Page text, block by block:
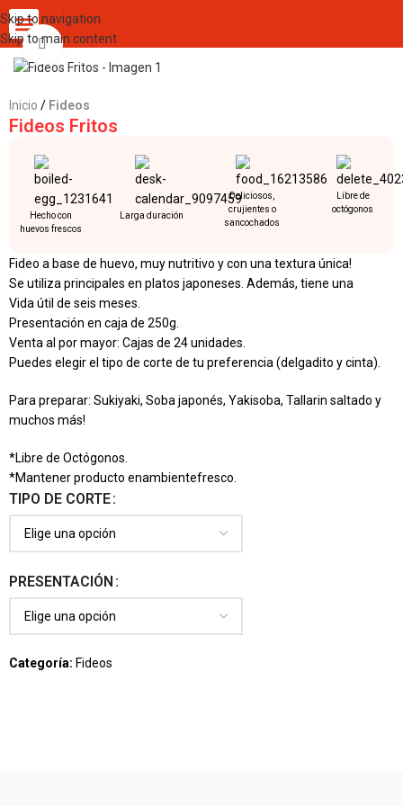
Skip to navigation
Skip to main content
Click to enlarge
Inicio Fideos
Fideos Fritos
Hecho con
huevos frescos
Larga duración
Deliciosos,
crujientes o
sancochados
Libre de
octógonos
Fideo a base de huevo, muy nutritivo y con una textura única!
Se utiliza principales en platos japoneses. Además, tiene una
Vida útil de seis meses.
Presentación en caja de 250g.
Venta al por mayor: Cajas de 24 unidades.
Puedes elegir el tipo de corte de tu preferencia (delgadito y cinta).
Para preparar: Sukiyaki, Soba japonés, Yakisoba, Tallarin saltado y
muchos más!
*Libre de Octógonos.
*Mantener producto enambientefresco.
TIPO DE CORTE
PRESENTACIÓN
Categoría: Fideos